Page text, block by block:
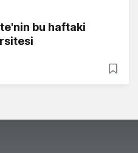
bu haftaki